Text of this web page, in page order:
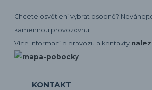
Chcete osvětlení vybrat osobně?
kamennou provozovnu!
Více informací o provozu a kontakty
KONTAKT